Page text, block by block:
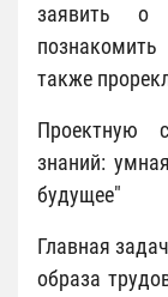
заявить о
также
Проектную
знаний:
будущее"
Главная
образа